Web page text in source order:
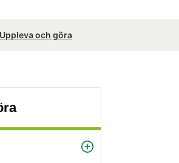
Uppleva och göra